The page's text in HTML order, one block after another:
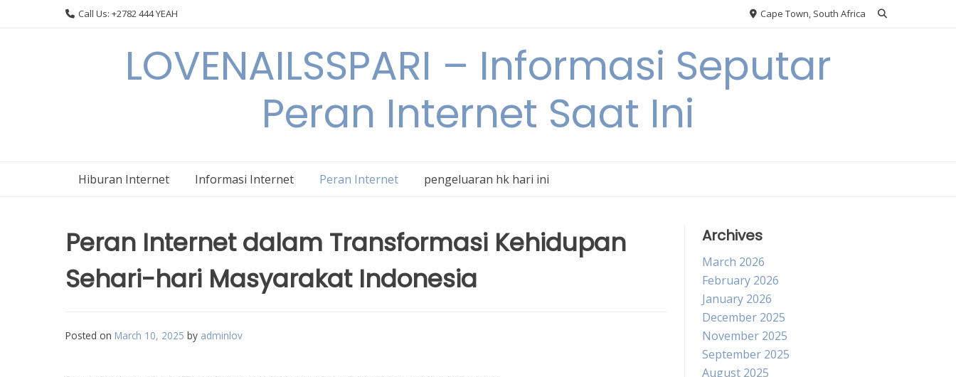
Call Us: +2782 444 YEAH Cape Town, South Africa
LOVENAILSSPARI – Informasi Seputar
Peran Internet Saat Ini
Hiburan Internet Informasi Internet Peran Internet pengeluaran hk hari ini
Peran Internet dalam Transformasi Kehidupan
Sehari-hari Masyarakat Indonesia
Posted on March 10, 2025 by adminlov
Archives
March 2026
February 2026
January 2026
December 2025
November 2025
September 2025
August 2025